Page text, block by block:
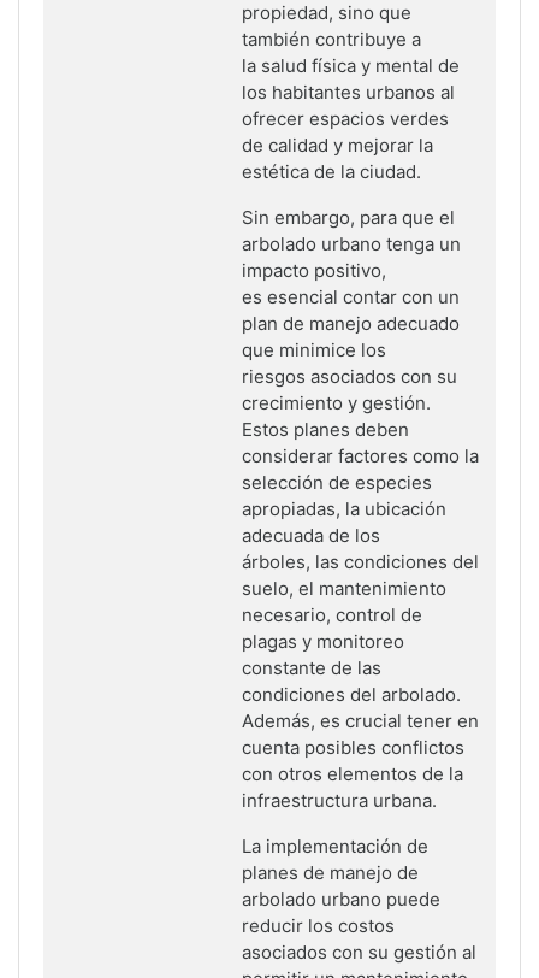
propiedad, sino que
también contribuye a
la salud física y mental de
los habitantes urbanos al
ofrecer espacios verdes
de calidad y mejorar la
estética de la ciudad.
Sin embargo, para que el
arbolado urbano tenga un
impacto positivo,
es esencial contar con un
plan de manejo adecuado
que minimice los
riesgos asociados con su
crecimiento y gestión.
Estos planes deben
considerar factores como la
selección de especies
apropiadas, la ubicación
adecuada de los
árboles, las condiciones del
suelo, el mantenimiento
necesario, control de
plagas y monitoreo
constante de las
condiciones del arbolado.
Además, es crucial tener en
cuenta posibles conflictos
con otros elementos de la
infraestructura urbana.
La implementación de
planes de manejo de
arbolado urbano puede
reducir los costos
asociados con su gestión al